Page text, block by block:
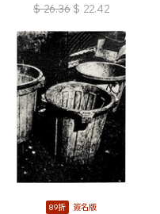
$ 26.36 $ 22.42
89折 簽名版